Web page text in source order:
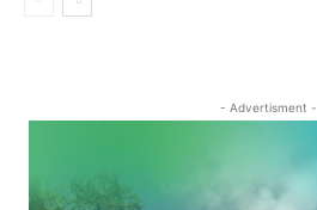
- Advertisment -